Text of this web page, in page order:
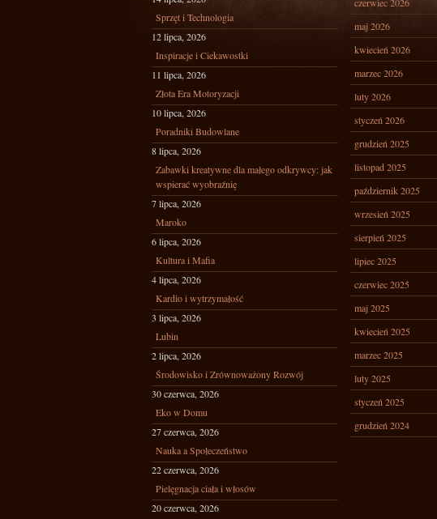
Sprzęt i Technologia
12 lipca, 2026
Inspiracje i Ciekawostki
11 lipca, 2026
Złota Era Motoryzacji
10 lipca, 2026
Poradniki Budowlane
8 lipca, 2026
Zabawki kreatywne dla małego odkrywcy: jak
wspierać wyobraźnię
7 lipca, 2026
Maroko
6 lipca, 2026
Kultura i Mafia
4 lipca, 2026
Kardio i wytrzymałość
3 lipca, 2026
Lubin
2 lipca, 2026
Środowisko i Zrównoważony Rozwój
30 czerwca, 2026
Eko w Domu
27 czerwca, 2026
Nauka a Społeczeństwo
22 czerwca, 2026
Pielęgnacja ciała i włosów
20 czerwca, 2026
maj 2026
kwiecień 2026
marzec 2026
luty 2026
styczeń 2026
grudzień 2025
listopad 2025
październik 2025
wrzesień 2025
sierpień 2025
lipiec 2025
czerwiec 2025
maj 2025
kwiecień 2025
marzec 2025
luty 2025
styczeń 2025
grudzień 2024